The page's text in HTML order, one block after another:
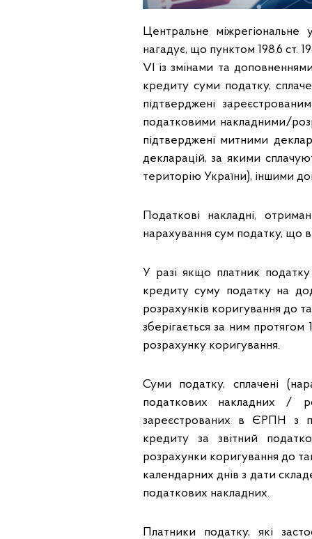
Центральне
нагадує, що пунктом 198.6 ст.
VІ із змінами та
кредиту суми податку,
підтверджені
податковими накладними/
підтверджені митними
декларацій, за якими
територію України), іншими
Податкові накладні,
нарахування сум податку, що
У разі якщо платник
кредиту суму податку на
розрахунків коригування до
зберігається за ним
розрахунку коригування.
Суми податку, сплачені
податкових накладних /
зареєстрованих в ЄРПН з
кредиту за звітний
розрахунки коригування до
календарних днів з дати
податкових накладних.
Платники податку, які